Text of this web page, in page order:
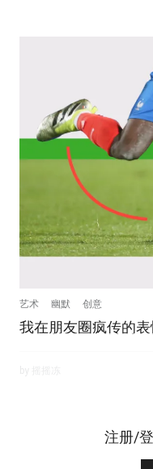
艺术 幽默 创意
我在朋友圈疯传的
注册/